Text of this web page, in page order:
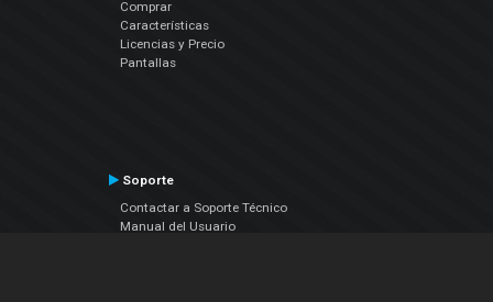
Comprar
Características
Licencias y Precio
Pantallas
Soporte
Contactar a Soporte Técnico
Manual del Usuario